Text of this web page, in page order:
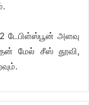
டேபிள்ஸ்பூன் அளவு
மேல் சீஸ் தூவி,